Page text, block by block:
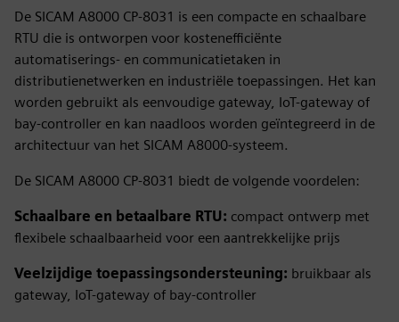
De SICAM A8000 CP-8031 is een compacte en schaalbare
RTU die is ontworpen voor kostenefficiënte
automatiserings- en communicatietaken in
distributienetwerken en industriële toepassingen. Het kan
worden gebruikt als eenvoudige gateway, IoT-gateway of
bay-controller en kan naadloos worden geïntegreerd in de
architectuur van het SICAM A8000-systeem.
De SICAM A8000 CP-8031 biedt de volgende voordelen:
Schaalbare en betaalbare RTU: compact ontwerp met
flexibele schaalbaarheid voor een aantrekkelijke prijs
Veelzijdige toepassingsondersteuning: bruikbaar als
gateway, IoT-gateway of bay-controller